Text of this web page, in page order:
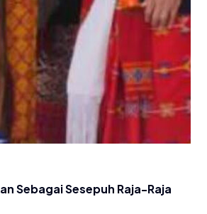
Sebagai Sesepuh Raja-Raja